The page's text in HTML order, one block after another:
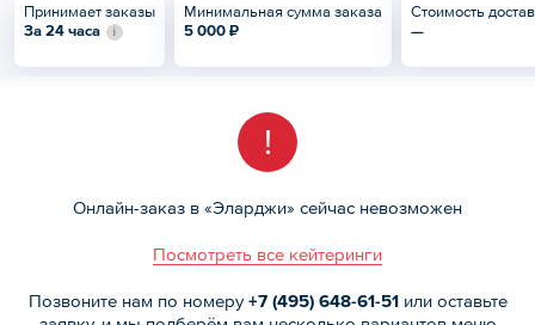
Принимает заказы
За 24 часа
Минимальная сумма заказа
5 000 ₽
Стоимость
—
!
Онлайн-заказ в «Эларджи» сейчас невозможен
Посмотреть все кейтеринги
Позвоните нам по номеру+7 (495) 648-61-51или оставьте